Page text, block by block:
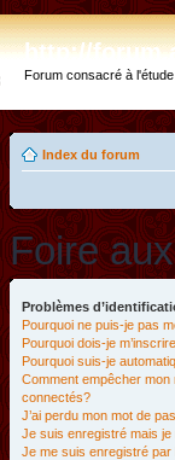
http://
Forum consacré à
Index du forum
Foire
Problèmes
Pourquoi ne puis-je pas
Pourquoi dois-je
Pourquoi suis-je
Comment empêcher mon
connectés?
J’ai perdu mon mot de
Je suis enregistré mais
Je me suis enregistré